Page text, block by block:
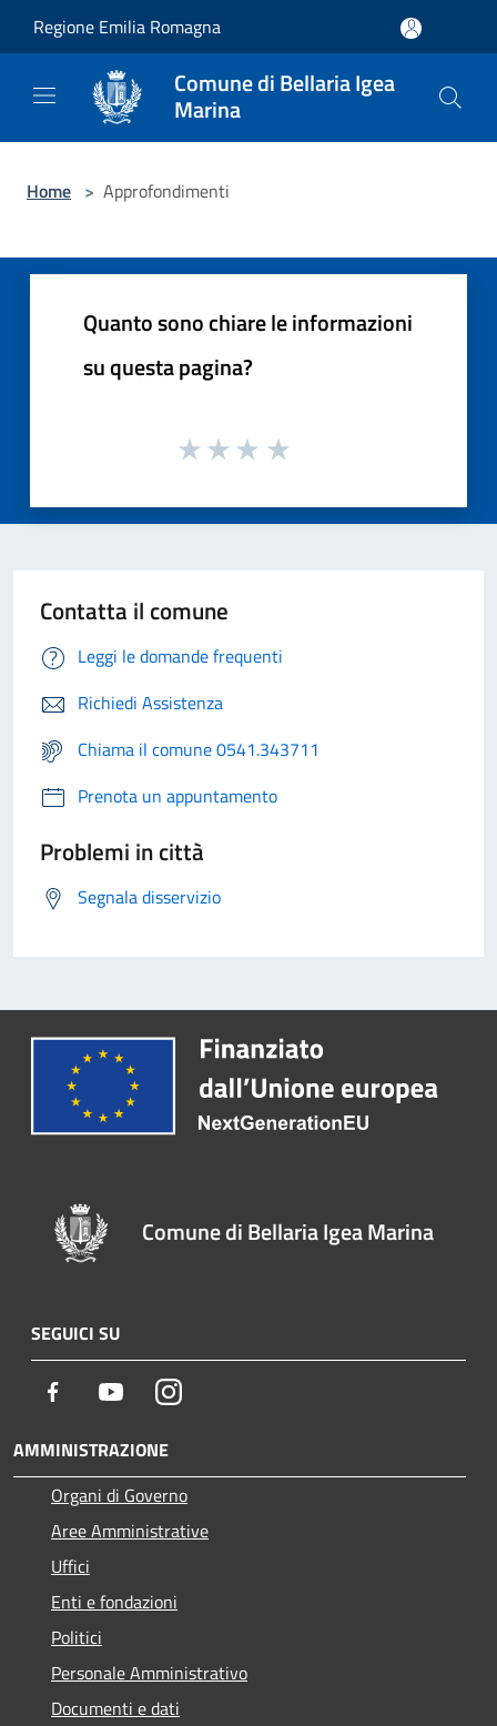
Regione Emilia Romagna
Comune di Bellaria Igea
Marina
Home > Approfondimenti
Quanto sono chiare le informazioni
su questa pagina?
Contatta il comune
Leggi le domande frequenti
Richiedi Assistenza
Chiama il comune 0541.343711
Prenota un appuntamento
Problemi in città
Segnala disservizio
Comune di Bellaria Igea Marina
SEGUICI SU
Facebook YoutubeInstagram
AMMINISTRAZIONE
Organi di Governo
Aree Amministrative
Uffici
Enti e fondazioni
Politici
Personale Amministrativo
Documenti e dati